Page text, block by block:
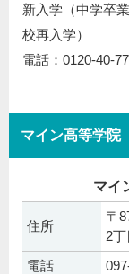
新入学（中学卒
校再入学）
電話：0120-40-
マイン高等学
マイ
住所
〒
2
電話